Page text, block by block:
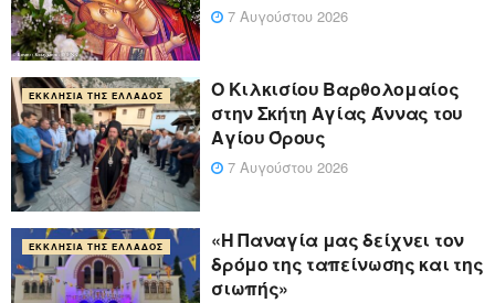
7 Αυγούστου 2026
ΕΚΚΛΗΣΊΑ ΤΗΣ ΕΛΛΆΔΟΣ
Ο Κιλκισίου Βαρθολομαίος
στην Σκήτη Αγίας Άννας του
Αγίου Όρους
7 Αυγούστου 2026
ΕΚΚΛΗΣΊΑ ΤΗΣ ΕΛΛΆΔΟΣ
«Η Παναγία μας δείχνει τον
δρόμο της ταπείνωσης και της
σιωπής»